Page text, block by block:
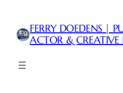
FERRY DOEDENS |
ACTOR & CREATIVE